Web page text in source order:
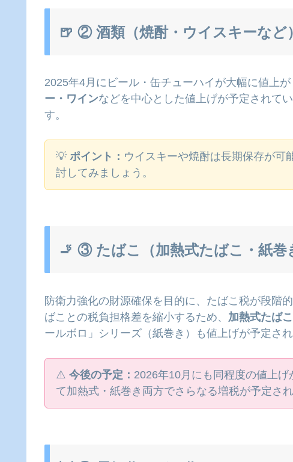
🍺 ② 酒類（焼酎・ウイスキーなど）
2025年4月にビール・缶チューハイが大幅に値上
ー・ワインなどを中心とした値上げが予定されて
す。
💡 ポイント： ウイスキーや焼酎は長期保存が可
討してみましょう。
🚬 ③ たばこ（加熱式たばこ・紙巻
防衛力強化の財源確保を目的に、たばこ税が段階
ばことの税負担格差を縮小するため、 加熱式たばこ
ールボロ」シリーズ（紙巻き）も値上げが予定され
⚠️ 今後の予定： 2026年10月にも同程度の値上
て加熱式・紙巻き両方でさらなる増税が予定され